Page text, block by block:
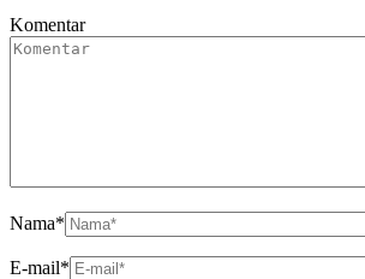
Komentar
Nama*
E-mail*